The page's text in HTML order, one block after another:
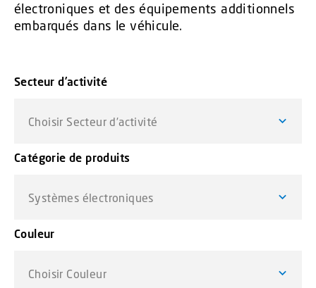
électroniques et des équipements additionnels
embarqués dans le véhicule.
Secteur d’activité
Choisir Secteur d’activité
Catégorie de produits
Systèmes électroniques
Couleur
Choisir Couleur